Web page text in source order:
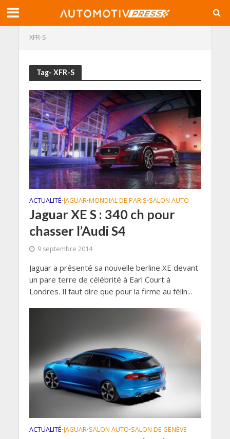
XFR-S
Tag- XFR-S
ACTUALITÉ•JAGUAR•MONDIAL DE PARIS•SALON AUTO
Jaguar XE S : 340 ch pour
chasser l’Audi S4
9 septembre 2014
Jaguar a présenté sa nouvelle berline XE devant
un pare terre de célébrité à Earl Court à
Londres. Il faut dire que pour la firme au félin...
ACTUALITÉ•JAGUAR•SALON AUTO•SALON DE GENÈVE